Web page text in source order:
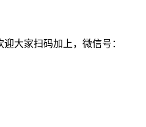
大家扫码加上，微信号：